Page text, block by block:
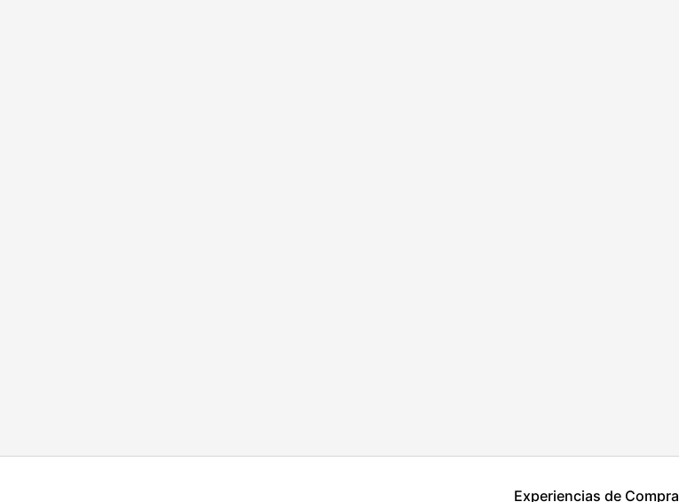
Experiencias de Compra